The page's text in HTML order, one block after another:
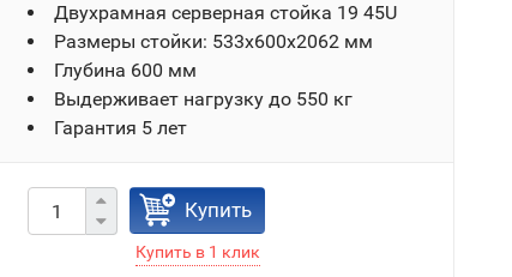
Двухрамная серверная стойка 19 45U
Размеры стойки: 533х600х2062 мм
Глубина 600 мм
Выдерживает нагрузку до 550 кг
Гарантия 5 лет
Купить